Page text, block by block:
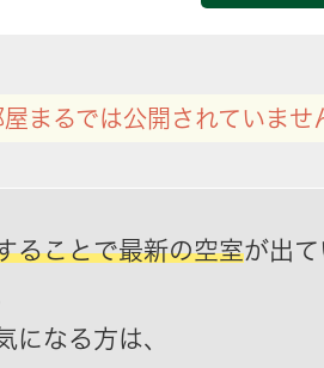
屋まるでは公開されていませ
ることで最新の空室が出て
になる方は、